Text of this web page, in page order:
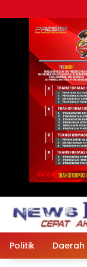
ke
Politik Daerah